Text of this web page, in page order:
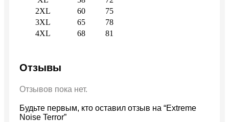
2XL
60
75
3XL
65
78
4XL
68 81
Отзывы
Отзывов пока нет.
Будьте первым, кто оставил отзыв на “Extreme
Noise Terror”